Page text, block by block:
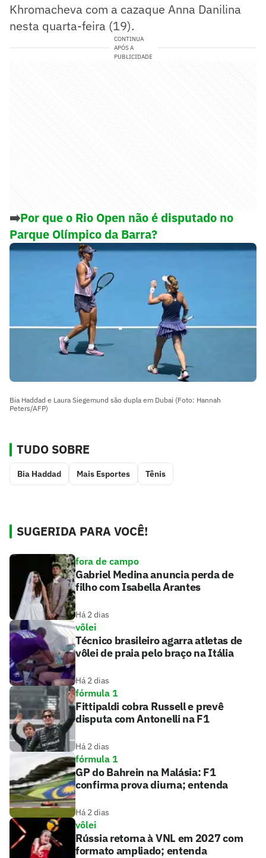
Khromacheva com a cazaque Anna Danilina
nesta quarta-feira (19).
CONTINUA
APÓS A
PUBLICIDADE
➡️Por que o Rio Open não é disputado no
Parque Olímpico da Barra?
Bia Haddad e Laura Siegemund são dupla em Dubai (Foto: Hannah
Peters/AFP)
TUDO SOBRE
Bia Haddad Mais Esportes Tênis
SUGERIDA PARA VOCÊ!
fora de campo
Gabriel Medina anuncia perda de
filho com Isabella Arantes
Há 2 dias
vôlei
Técnico brasileiro agarra atletas de
vôlei de praia pelo braço na Itália
Há 2 dias
fórmula 1
Fittipaldi cobra Russell e prevê
disputa com Antonelli na F1
Há 2 dias
fórmula 1
GP do Bahrein na Malásia: F1
confirma prova diurna; entenda
Há 2 dias
vôlei
Rússia retorna à VNL em 2027 com
formato ampliado; entenda